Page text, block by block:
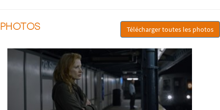
PHOTOS Télécharger toutes les photos